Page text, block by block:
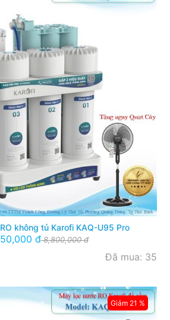
không tủ Karofi KAQ-U95 Pro
đ8,800,000 đ
Đã mua: 35
Giảm 21 %